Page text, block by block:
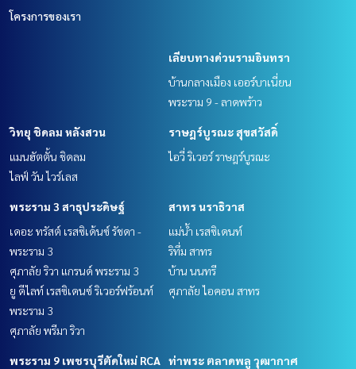
โครงการของเรา
เลียบทางด่วนรามอินทรา
บ้านกลางเมือง เออร์บาเนี่ยน
พระราม 9 - ลาดพร้าว
วิทยุ ชิดลม หลังสวน
แมนฮัตตั้น ชิดลม
ไลฟ์ วัน ไวร์เลส
ราษฎร์บูรณะ สุขสวัสดิ์
ไอวี่ ริเวอร์ ราษฎร์บูรณะ
พระราม 3 สาธุประดิษฐ์
เดอะ ทรัสต์ เรสซิเด้นซ์ รัชดา -
พระราม 3
ศุภาลัย ริวา แกรนด์ พระราม 3
ยู ดีไลท์ เรสซิเดนซ์ ริเวอร์ฟร้อนท์
พระราม 3
ศุภาลัย พรีมา ริวา
สาทร นราธิวาส
แม่น้ำ เรสซิเดนท์
ริทึ่ม สาทร
บ้าน นนทรี
ศุภาลัย ไอคอน สาทร
พระราม 9 เพชรบุรีตัดใหม่ RCA
ท่าพระ ตลาดพลู วุฒากาศ